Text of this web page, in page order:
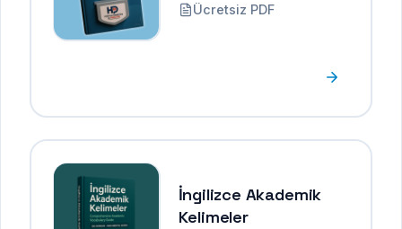
Ücretsiz PDF
İngilizce Akademik
Kelimeler